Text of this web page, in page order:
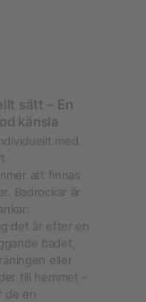
sätt – En
känsla
med
att finnas
Badrockar är
det är efter en
badet,
eller
till hemmet -
de en